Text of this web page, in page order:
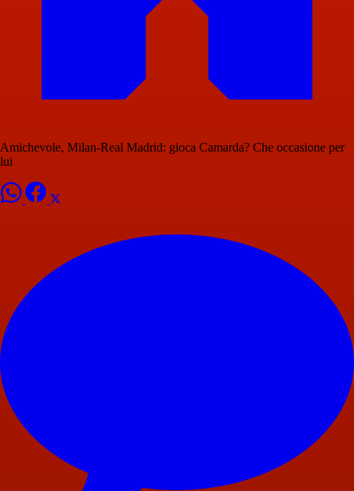
Amichevole, Milan-Real Madrid: gioca Camarda? Che occasione per
lui